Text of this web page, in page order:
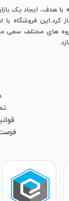
هدف، ایجاد یک
کرد.این فروشگاه
های مختلف سعی